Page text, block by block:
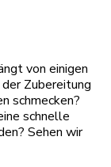
von einigen
Zubereitung
schmecken?
schnelle
Sehen wir